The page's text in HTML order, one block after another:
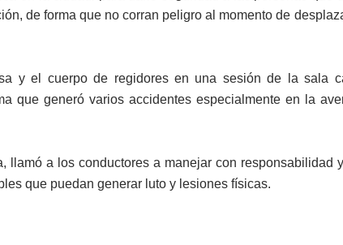
de forma que no corran peligro al momento de
y el cuerpo de regidores en una sesión de la sala
que generó varios accidentes especialmente en la
llamó a los conductores a manejar con responsabilidad
que puedan generar luto y lesiones físicas.